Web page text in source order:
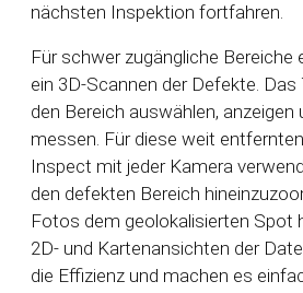
nächsten Inspektion fortfahren.
Für schwer zugängliche
ein 3D-Scannen der Defekte. Das
den Bereich auswählen, anzeigen
messen. Für diese weit
Inspect mit jeder Kamera
den defekten Bereich
Fotos dem geolokalisierten Spot
2D- und Kartenansichten der
die Effizienz und machen es